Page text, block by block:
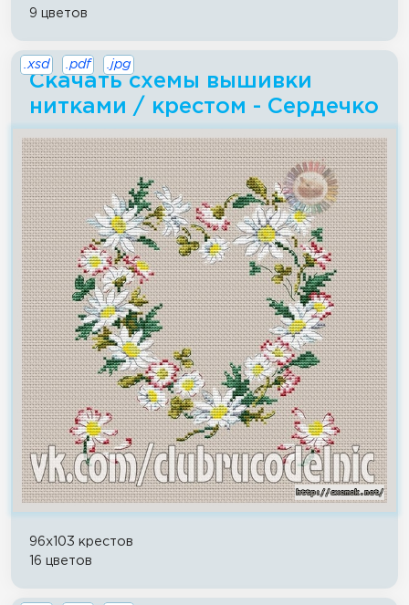
9 цветов
Скачать схемы вышивки
нитками / крестом - Сердечко
.xsd .pdf .jpg
96x103 крестов
16 цветов